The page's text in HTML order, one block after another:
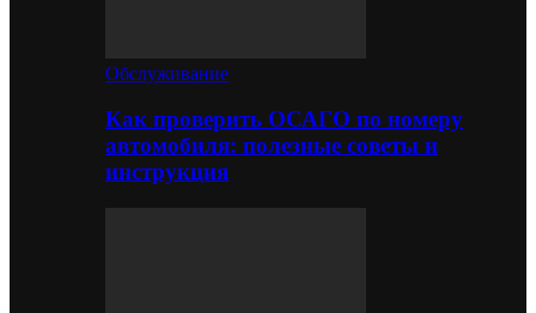
Обслуживание
Как проверить ОСАГО по номеру
автомобиля: полезные советы и
инструкция